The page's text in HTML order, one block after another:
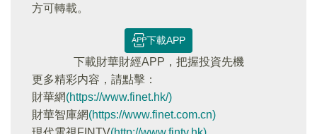
方可轉載。
下載APP
下載財華財經APP，把握投資先機
更多精彩内容，請點擊：
財華網(https://www.finet.hk/)
財華智庫網(https://www.finet.com.cn)